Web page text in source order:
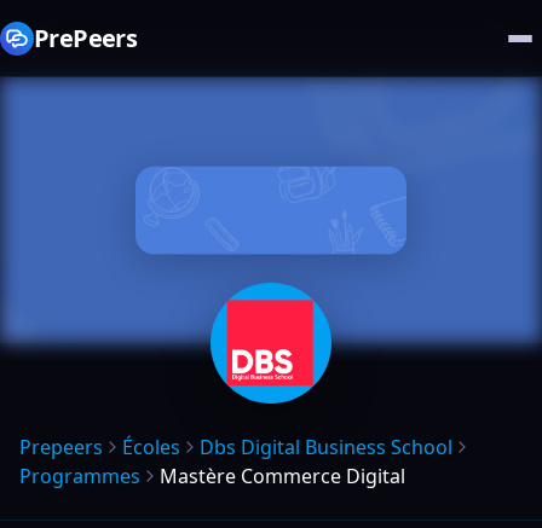
PrePeers
Prepeers Écoles
Dbs Digital Business School
Programmes
Mastère Commerce Digital